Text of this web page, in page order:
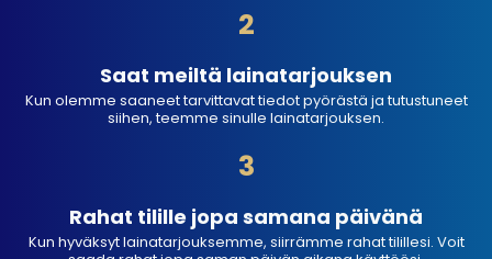
2
Saat meiltä lainatarjouksen
Kun olemme saaneet tarvittavat tiedot pyörästä ja tutustuneet
siihen, teemme sinulle lainatarjouksen.
3
Rahat tilille jopa samana päivänä
Kun hyväksyt lainatarjouksemme, siirrämme rahat tilillesi. Voit